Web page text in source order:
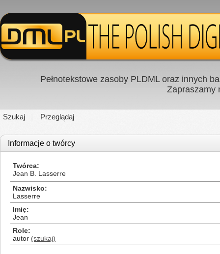
Pełnotekstowe zasoby PLDML oraz innych
Zapraszamy
Szukaj Przeglądaj
Informacje o twórcy
Twórca
Jean B. Lasserre
Nazwisko
Lasserre
Imię
Jean
Role
autor (szukaj)